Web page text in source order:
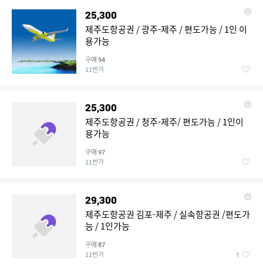
25,300
제주도항공권 / 광주-제주 / 편도가능 / 1인 이
용가능
구매 94
11번가
25,300
제주도항공권 / 청주-제주/ 편도가능 / 1인이
용가능
구매 97
11번가
29,300
제주도항공권 김포-제주 / 실속항공권 /편도가
능 / 1인가능
구매 87
11번가 1